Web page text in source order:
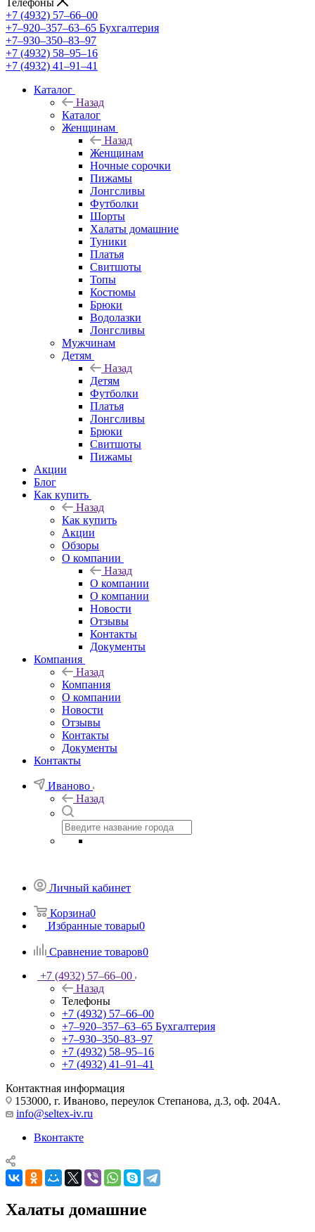
Телефоны
+7 (4932) 57‒66‒00
+7‒920‒357‒63‒65 Бухгалтерия
+7‒930‒350‒83‒97
+7 (4932) 58‒95‒16
+7 (4932) 41‒91‒41
Каталог
Назад
Каталог
Женщинам
Назад
Женщинам
Ночные сорочки
Пижамы
Лонгсливы
Футболки
Шорты
Халаты домашние
Туники
Платья
Свитшоты
Топы
Костюмы
Брюки
Водолазки
Лонгсливы
Мужчинам
Детям
Назад
Детям
Футболки
Платья
Лонгсливы
Брюки
Свитшоты
Пижамы
Акции
Блог
Как купить
Назад
Как купить
Акции
Обзоры
О компании
Назад
О компании
О компании
Новости
Отзывы
Контакты
Документы
Компания
Назад
Компания
О компании
Новости
Отзывы
Контакты
Документы
Контакты
Иваново
Назад
Личный кабинет
Корзина0
Избранные товары0
Сравнение товаров0
+7 (4932) 57‒66‒00
Назад
Телефоны
+7 (4932) 57‒66‒00
+7‒920‒357‒63‒65 Бухгалтерия
+7‒930‒350‒83‒97
+7 (4932) 58‒95‒16
+7 (4932) 41‒91‒41
Контактная информация
153000, г. Иваново, переулок Степанова, д.3, оф. 204А.
info@seltex-iv.ru
Вконтакте
Халаты домашние